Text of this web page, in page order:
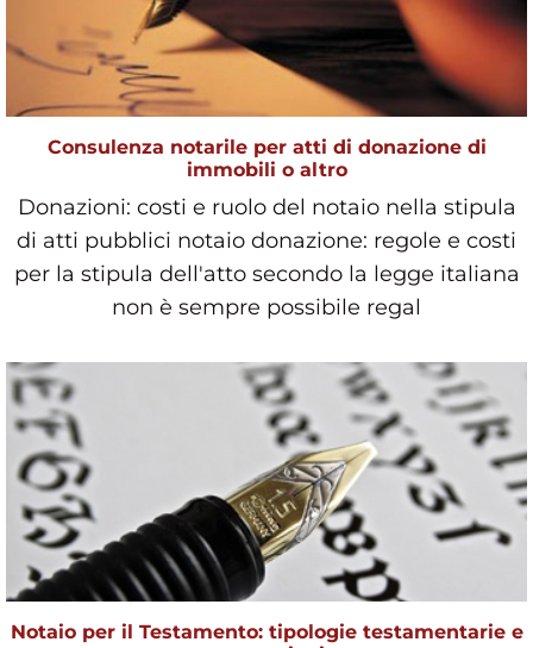
Consulenza notarile per atti di donazione di
immobili o altro
Donazioni: costi e ruolo del notaio nella stipula
di atti pubblici notaio donazione: regole e costi
per la stipula dell'atto secondo la legge italiana
non è sempre possibile regal
Notaio per il Testamento: tipologie testamentarie e